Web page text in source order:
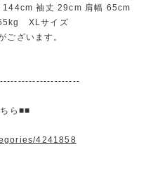
袖丈 29cm 肩幅 65cm
XLサイズ
ございます。
ら■■
4241858